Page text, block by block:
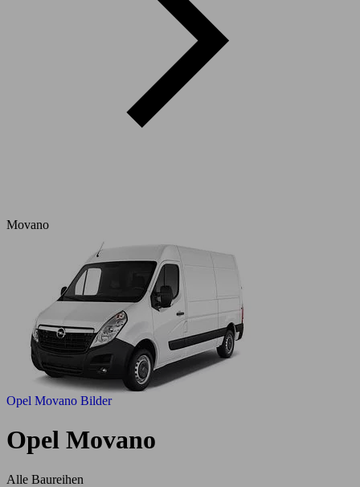
Movano
Opel Movano Bilder
Opel Movano
Alle Baureihen